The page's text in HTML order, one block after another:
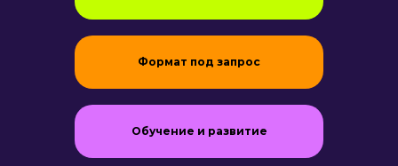
Формат под запрос
Обучение и развитие